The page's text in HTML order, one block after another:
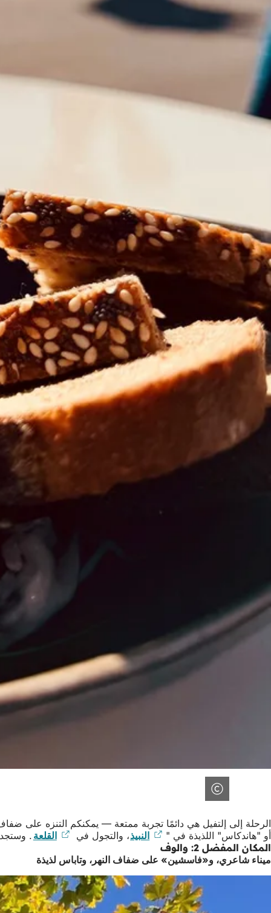
الرحلة إلى إلتفيل هي دائمًا تجربة ممتعة — يمكنكم التنزه على
أو "هاندكاس" اللذيذة في "
النبيذ(يفتح
علامة
جديدة)
، والتجول في القلعة (يفتح
جديدة)
.
المكان المفضل 2: والوف
ميناء شاعري، و«فاسشين» على ضفاف النهر، وتاباس لذيذة